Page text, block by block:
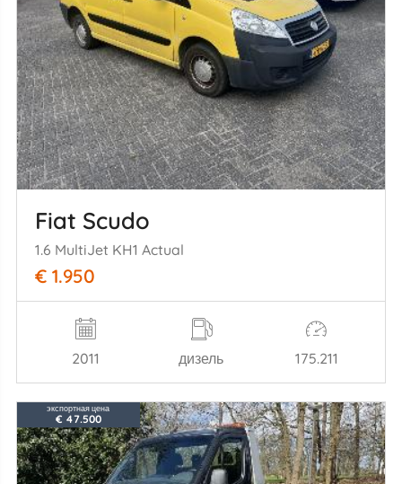
Fiat Scudo
1.6 MultiJet KH1 Actual
€ 1.950
2011 дизель 175.211
экспортная цена
€ 47.500